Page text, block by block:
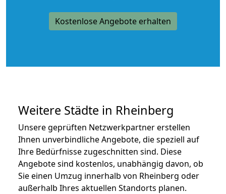
Kostenlose Angebote erhalten
Weitere Städte in Rheinberg
Unsere geprüften Netzwerkpartner erstellen
Ihnen unverbindliche Angebote, die speziell auf
Ihre Bedürfnisse zugeschnitten sind. Diese
Angebote sind kostenlos, unabhängig davon, ob
Sie einen Umzug innerhalb von Rheinberg oder
außerhalb Ihres aktuellen Standorts planen.